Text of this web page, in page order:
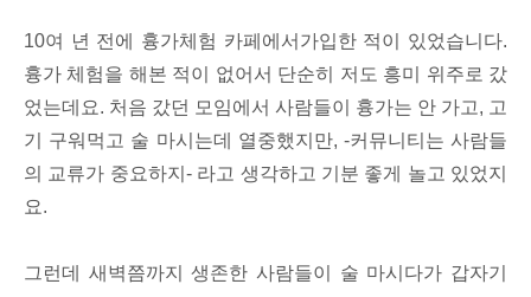
10여 년 전에 흉가체험 카페에서가입한 적이 있었습니다.
흉가 체험을 해본 적이 없어서 단순히 저도 흥미 위주로 갔
었는데요. 처음 갔던 모임에서 사람들이 흉가는 안 가고, 고
기 구워먹고 술 마시는데 열중했지만, -커뮤니티는 사람들
의 교류가 중요하지- 라고 생각하고 기분 좋게 놀고 있었지
요.
그런데 새벽쯤까지 생존한 사람들이 술 마시다가 갑자기